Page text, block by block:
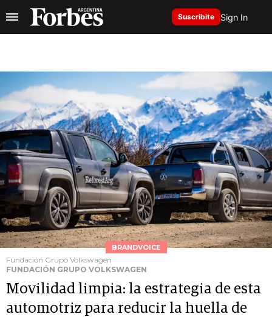
Suscribite Sign In
BRANDVOICE
Fundación Grupo Volkswagen
FUNDACIÓN GRUPO VOLKSWAGEN
Movilidad limpia: la estrategia de esta
automotriz para reducir la huella de